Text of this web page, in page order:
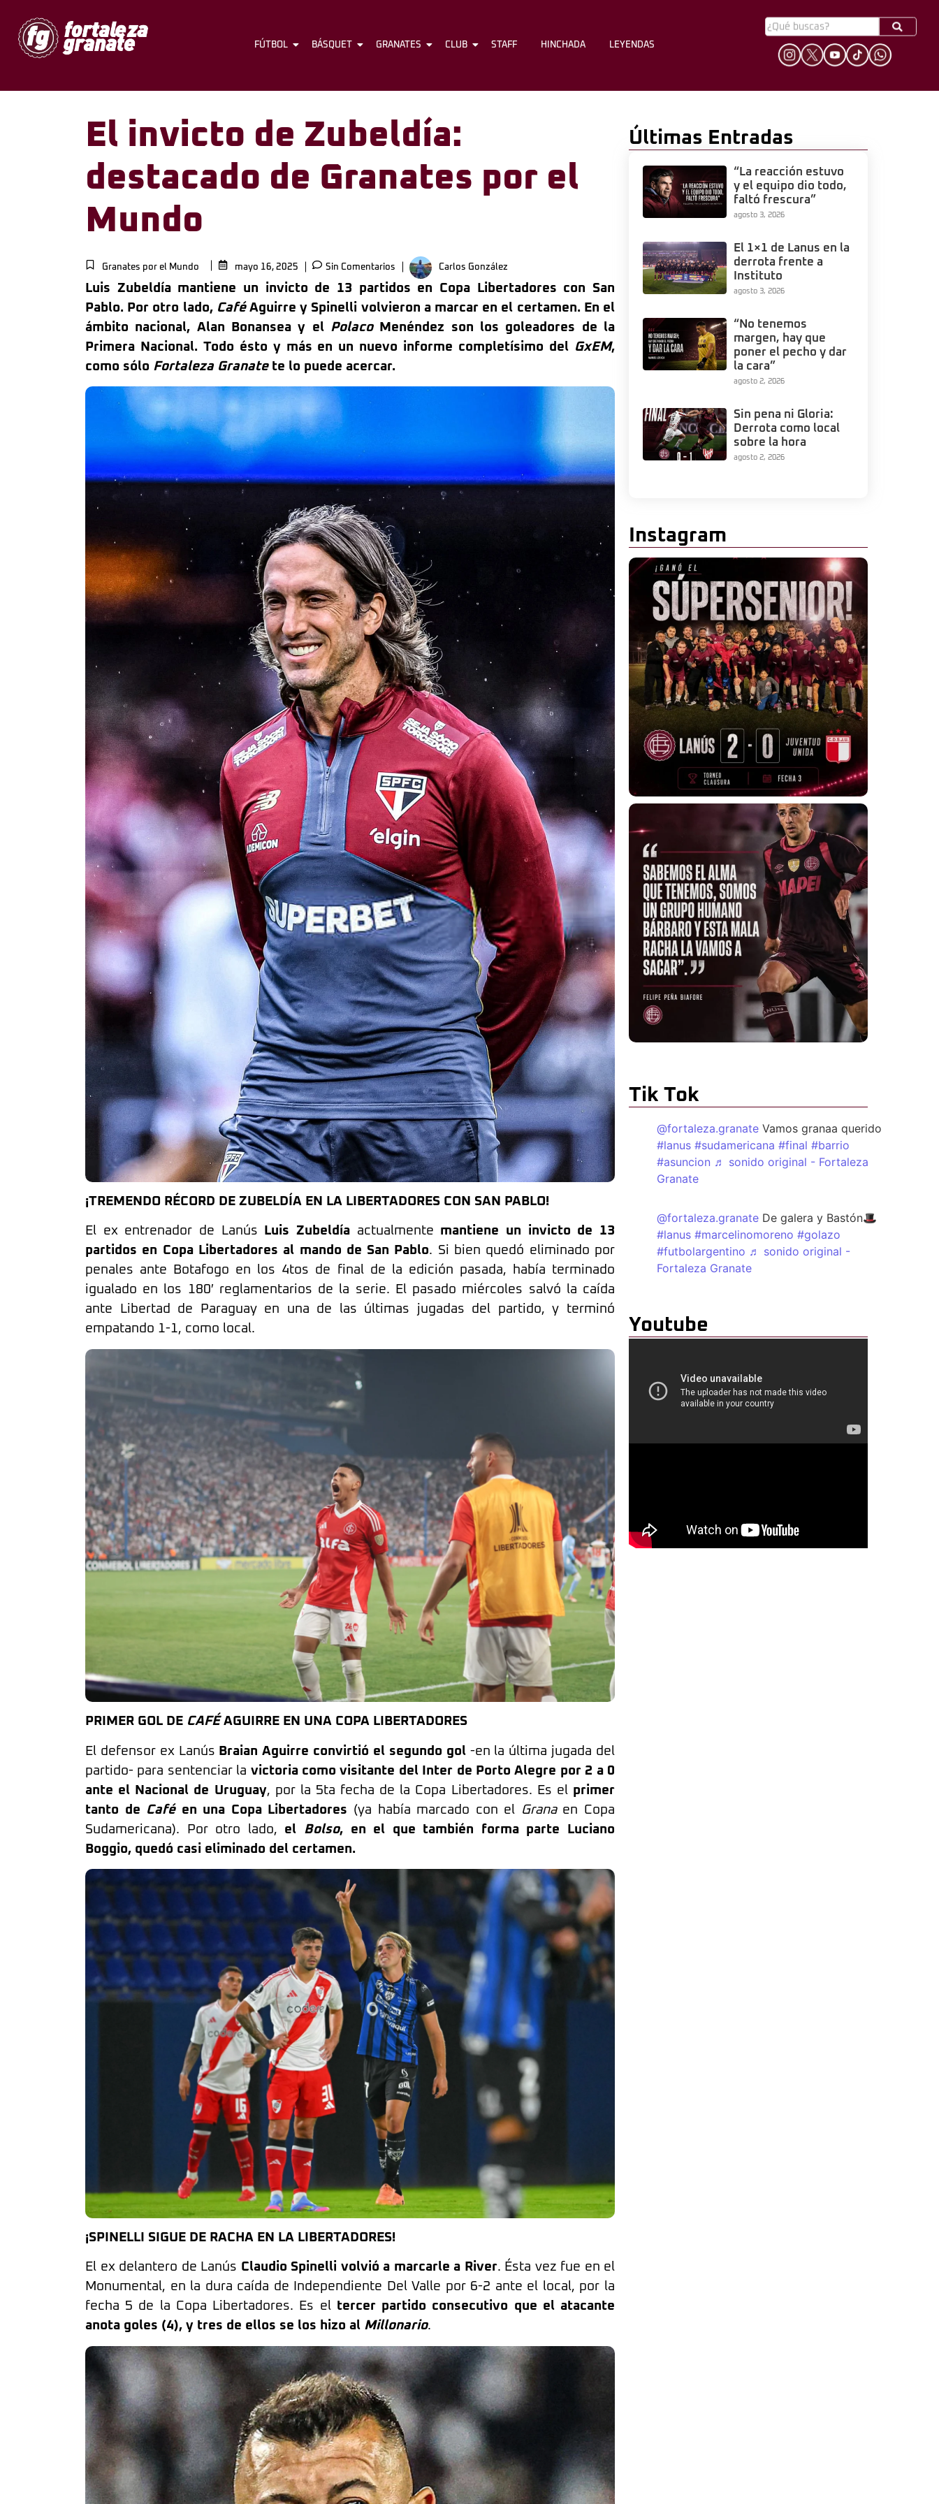
FÚTBOL BÁSQUET GRANATES CLUB STAFF HINCHADA
FÚTBOL BÁSQUET GRANATES CLUB STAFF HINCHADA LEYENDAS
El invicto de Zubeldía:
destacado de Granates por el
Mundo
Granates por el Mundo mayo 16, 2025 Sin Comentarios Carlos González
Luis Zubeldía mantiene un invicto de 13 partidos en Copa Libertadores con San
Pablo. Por otro lado, CaféAguirre y Spinelli volvieron a marcar en el certamen. En el
ámbito nacional, Alan Bonansea y el PolacoMenéndez son los goleadores de la
Primera Nacional. Todo ésto y más en un nuevo informe completísimo del GxEM,
como sólo Fortaleza Granatete lo puede acercar.
¡TREMENDO RÉCORD DE ZUBELDÍA EN LA LIBERTADORES CON SAN PABLO!
El ex entrenador de Lanús Luis Zubeldía actualmente mantiene un invicto de 13
partidos en Copa Libertadores al mando de San Pablo. Si bien quedó eliminado por
penales ante Botafogo en los 4tos de final de la edición pasada, había terminado
igualado en los 180′ reglamentarios de la serie. El pasado miércoles salvó la caída
ante Libertad de Paraguay en una de las últimas jugadas del partido, y terminó
empatando 1-1, como local.
PRIMER GOL DE CAFÉAGUIRRE EN UNA COPA LIBERTADORES
El defensor ex Lanús Braian Aguirre convirtió el segundo gol-en la última jugada del
partido- para sentenciar la victoria como visitante del Inter de Porto Alegre por 2 a 0
ante el Nacional de Uruguay, por la 5ta fecha de la Copa Libertadores. Es el primer
tanto de Caféen una Copa Libertadores (ya había marcado con el Granaen Copa
Sudamericana). Por otro lado, el Bolso, en el que también forma parte Luciano
Boggio, quedó casi eliminado del certamen.
¡SPINELLI SIGUE DE RACHA EN LA LIBERTADORES!
El ex delantero de Lanús Claudio Spinelli volvió a marcarle a River. Ésta vez fue en el
Monumental, en la dura caída de Independiente Del Valle por 6-2 ante el local, por la
fecha 5 de la Copa Libertadores. Es el tercer partido consecutivo que el atacante
anota goles (4), y tres de ellos se los hizo al Millonario.
Últimas Entradas
“La reacción estuvo
y el equipo dio todo,
faltó frescura”
agosto 3, 2026
El 1×1 de Lanus en la
derrota frente a
Instituto
agosto 3, 2026
“No tenemos
margen, hay que
poner el pecho y dar
la cara”
agosto 2, 2026
Sin pena ni Gloria:
Derrota como local
sobre la hora
agosto 2, 2026
Instagram
Tik Tok
@fortaleza.granate Vamos granaa querido
#lanus #sudamericana #final #barrio
#asuncion ♬ sonido original - Fortaleza
Granate
@fortaleza.granate De galera y Bastón🎩
#lanus #marcelinomoreno #golazo
#futbolargentino ♬ sonido original -
Fortaleza Granate
Youtube